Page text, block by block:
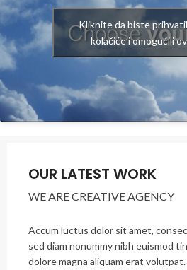
Kliknite da biste
kolačiće i omogućili
OUR LATEST WORK
WE ARE CREATIVE AGENCY
Accum luctus dolor sit amet,
sed diam nonummy nibh euismod
dolore magna aliquam erat